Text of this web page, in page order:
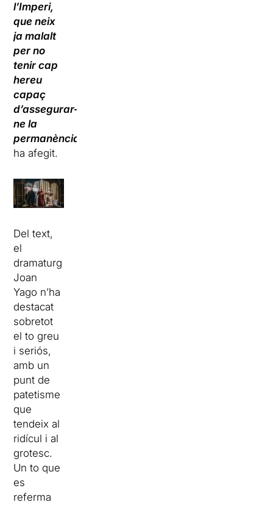
l’Imperi,
que neix
ja malalt
per no
tenir cap
hereu
capaç
d’assegurar-
ne la
permanència
ha afegit.
Del text,
el
dramaturg
Joan
Yago n’ha
destacat
sobretot
el to greu
i seriós,
amb un
punt de
patetisme
que
tendeix al
ridícul i al
grotesc.
Un to que
es
referma